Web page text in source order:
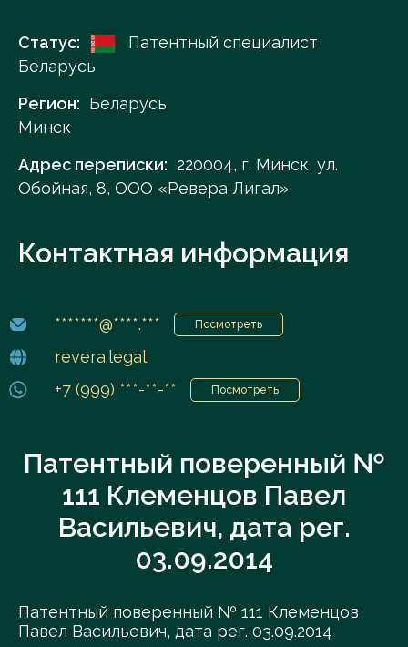
Статус:
Патентный специалист
Беларусь
Регион: Беларусь
Минск
Адрес переписки: 220004, г. Минск, ул.
Обойная, 8, ООО «Ревера Лигал»
Контактная информация
*******@****.*** Посмотреть
revera.legal
+7 (999) ***-**-**
Посмотреть
Патентный поверенный №
111 Клеменцов Павел
Васильевич, дата рег.
03.09.2014
Патентный поверенный № 111 Клеменцов
Павел Васильевич, дата рег. 03.09.2014